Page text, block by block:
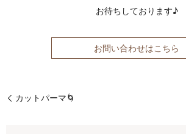
お待ちしております♪
お問い合わせはこちら
カットパーマ🌀